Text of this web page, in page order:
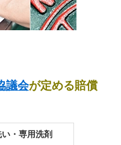
議会が定める賠償
・専用洗剤